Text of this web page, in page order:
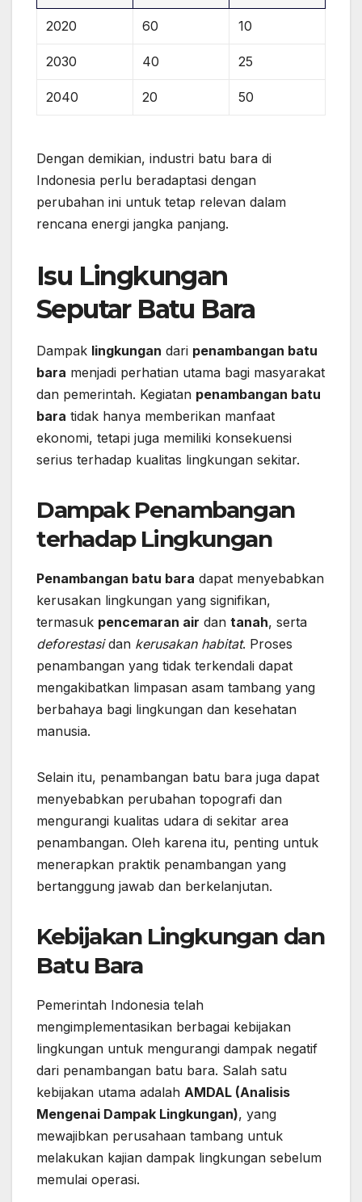
2020 60 10
2030 40 25
2040 20 50
Dengan demikian, industri batu bara di
Indonesia perlu beradaptasi dengan
perubahan ini untuk tetap relevan dalam
rencana energi jangka panjang.
Isu Lingkungan
Seputar Batu Bara
Dampak lingkungan dari penambangan batu
bara menjadi perhatian utama bagi masyarakat
dan pemerintah. Kegiatan penambangan batu
bara tidak hanya memberikan manfaat
ekonomi, tetapi juga memiliki konsekuensi
serius terhadap kualitas lingkungan sekitar.
Dampak Penambangan
terhadap Lingkungan
Penambangan batu bara dapat menyebabkan
kerusakan lingkungan yang signifikan,
termasuk pencemaran air dan tanah, serta
deforestasidan kerusakan habitat. Proses
penambangan yang tidak terkendali dapat
mengakibatkan limpasan asam tambang yang
berbahaya bagi lingkungan dan kesehatan
manusia.
Selain itu, penambangan batu bara juga dapat
menyebabkan perubahan topografi dan
mengurangi kualitas udara di sekitar area
penambangan. Oleh karena itu, penting untuk
menerapkan praktik penambangan yang
bertanggung jawab dan berkelanjutan.
Kebijakan Lingkungan dan
Batu Bara
Pemerintah Indonesia telah
mengimplementasikan berbagai kebijakan
lingkungan untuk mengurangi dampak negatif
dari penambangan batu bara. Salah satu
kebijakan utama adalah AMDAL (Analisis
Mengenai Dampak Lingkungan), yang
mewajibkan perusahaan tambang untuk
melakukan kajian dampak lingkungan sebelum
memulai operasi.